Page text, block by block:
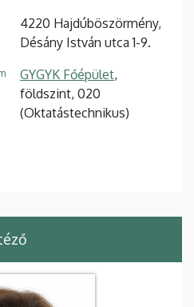
4220 Hajdúböszörmény,
Désány István utca 1-9.
GYGYK Főépület,
földszint, 020
(Oktatástechnikus)